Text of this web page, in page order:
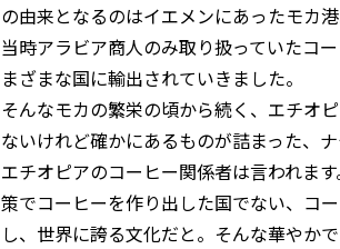
の由来となるのはイエメンにあったモカ
当時アラビア商人のみ取り扱っていたコ
まざまな国に輸出されていきました。
そんなモカの繁栄の頃から続く、エチオ
ないけれど確かにあるものが詰まった、
エチオピアのコーヒー関係者は言われま
策でコーヒーを作り出した国でない、コ
し、世界に誇る文化だと。そんな華やか